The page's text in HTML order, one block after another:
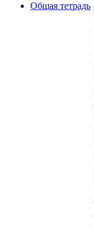
Общая тетрадь